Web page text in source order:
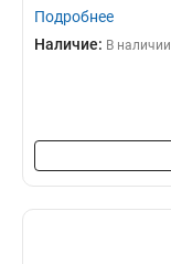
Подробнее
Наличие: В наличии